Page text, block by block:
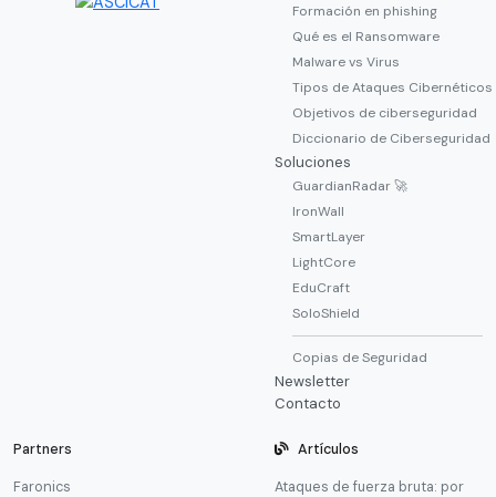
Formación en phishing
Qué es el Ransomware
Malware vs Virus
Tipos de Ataques Cibernéticos
Objetivos de ciberseguridad
Diccionario de Ciberseguridad
Soluciones
GuardianRadar 🚀
IronWall
SmartLayer
LightCore
EduCraft
SoloShield
Copias de Seguridad
Newsletter
Contacto
Partners
Faronics
Artículos
Ataques de fuerza bruta: por